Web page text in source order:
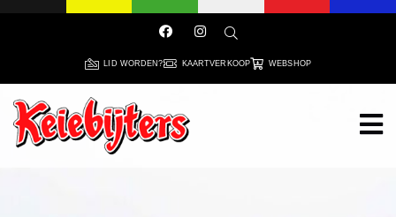
LID WORDEN? KAARTVERKOOP WEBSHOP